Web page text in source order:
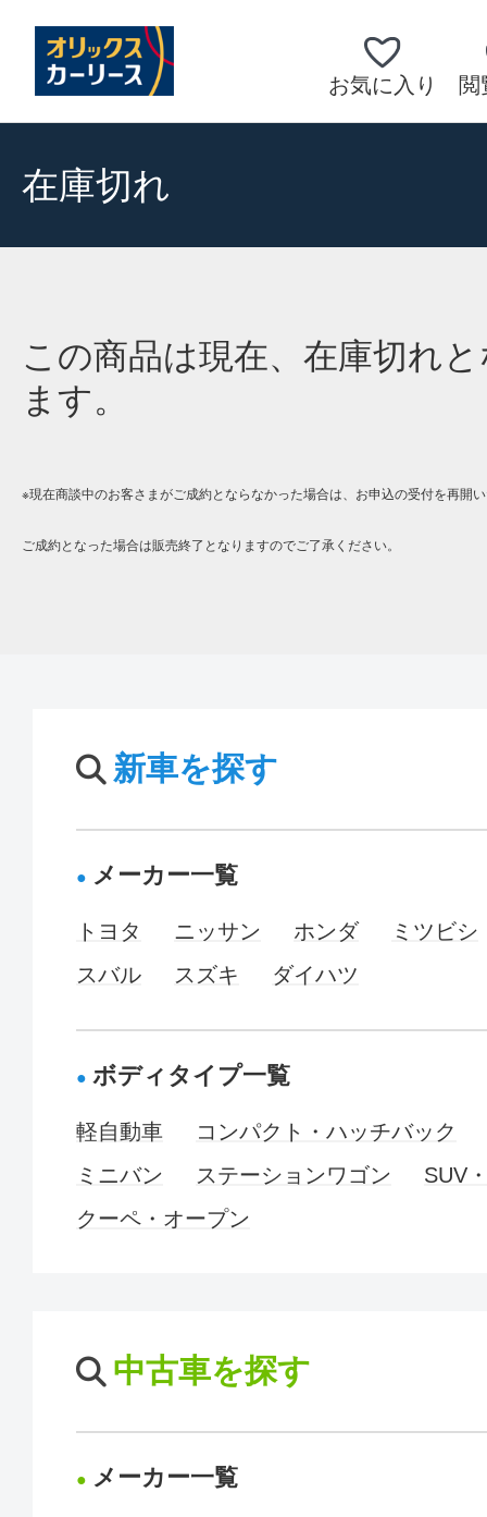
お気に入り 閲
在庫切れ
この商品は現在、在庫切れ
ます。
※現在商談中のお客さまがご成約とならなかった場合は、お申込の受付を再開
ご成約となった場合は販売終了となりますのでご了承ください。
新車を探す
メーカー一覧
トヨタ ニッサン ホンダ
ミツビシ
スバル
スズキ ダイハツ
ボディタイプ一覧
軽自動車
コンパクト・ハッチバック
ミニバン
ステーションワゴン
SUV
クーペ・オープン
中古車を探す
メーカー一覧